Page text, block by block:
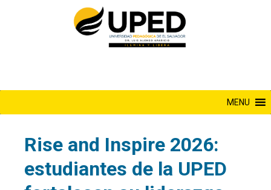
MENU
Rise and Inspire 2026:
estudiantes de la UPED